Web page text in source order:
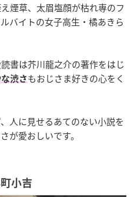
煙草、太眉塩顔が枯れ専のフ
バイトの女子高生・橘あきら
書は芥川龍之介の著作をはじ
渋さもおじさま好きの心をく
人に見せるあてのない小説を
が愛おしいです。
小吉